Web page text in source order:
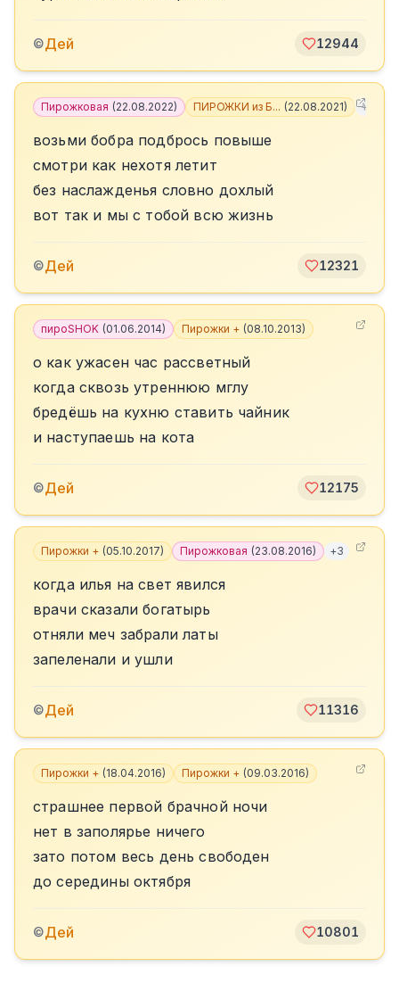
©Дей 12944
Пирожковая (22.08.2022) ПИРОЖКИ из Б... (22.08.2021) +
возьми бобра подбрось повыше
смотри как нехотя летит
без наслажденья словно дохлый
вот так и мы с тобой всю жизнь
©Дей 12321
пироSHOK (01.06.2014) Пирожки + (08.10.2013)
о как ужасен час рассветный
когда сквозь утреннюю мглу
бредёшь на кухню ставить чайник
и наступаешь на кота
©Дей 12175
Пирожки + (05.10.2017) Пирожковая (23.08.2016) +3
когда илья на свет явился
врачи сказали богатырь
отняли меч забрали латы
запеленали и ушли
©Дей 11316
Пирожки + (18.04.2016) Пирожки + (09.03.2016)
страшнее первой брачной ночи
нет в заполярье ничего
зато потом весь день свободен
до середины октября
©Дей 10801